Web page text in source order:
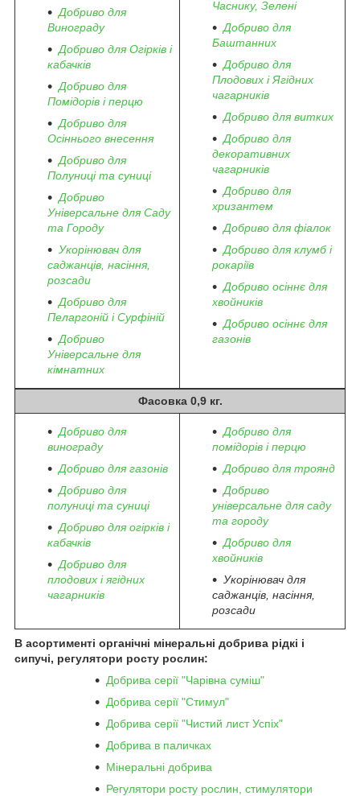
Добриво для
Винограду
Добриво для Огірків і
кабачків
Добриво для
Помідорів і перцю
Добриво для
Осіннього внесення
Добриво для
Полуниці та суниці
Добриво
Універсальне для Саду
та Городу
Укорінювач для
саджанців, насіння,
розсади
Добриво для
Пеларгоній і Сурфіній
Добриво
Універсальне для
кімнатних
Часнику, Зелені
Добриво для
Баштанних
Добриво для
Плодових і Ягідних
чагарників
Добриво для витких
Добриво для
декоративних
чагарників
Добриво для
хризантем
Добриво для фіалок
Добриво для клумб і
рокаріїв
Добриво осіннє для
хвойників
Добриво осіннє для
газонів
Фасовка 0,9 кг.
Добриво для
винограду
Добриво для газонів
Добриво для
полуниці та суниці
Добриво для огірків і
кабачків
Добриво для
плодових і ягідних
чагарників
Добриво для
помідорів і перцю
Добриво для троянд
Добриво
універсальне для саду
та городу
Добриво для
хвойників
Укорінювач для
саджанців, насіння,
розсади
В асортименті органічні мінеральні добрива рідкі і
сипучі, регулятори росту рослин:
Добрива серії "Чарівна суміш"
Добрива серії "Стимул"
Добрива серії "Чистий лист Успіх"
Добрива в паличках
Мінеральні добрива
Регулятори росту рослин, стимулятори